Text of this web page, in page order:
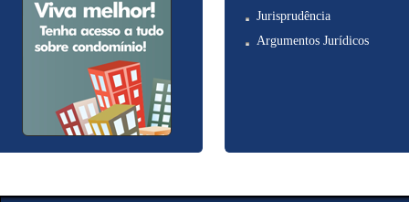
Jurisprudência
Argumentos Jurídicos